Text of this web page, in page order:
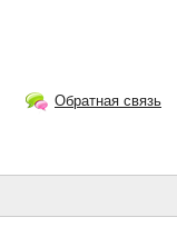
Обратная связь